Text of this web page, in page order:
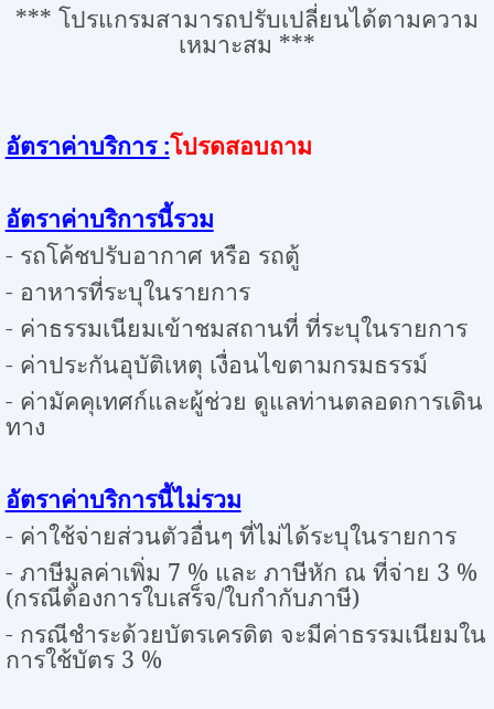
*** โปรแกรมสามารถปรับเปลี่ยนได้ตามความ
เหมาะสม ***
อัตราค่าบริการ :โปรดสอบถาม
อัตราค่าบริการนี้รวม
- รถโค้ชปรับอากาศ หรือ รถตู้
- อาหารที่ระบุในรายการ
- ค่าธรรมเนียมเข้าชมสถานที่ ที่ระบุในรายการ
- ค่าประกันอุบัติเหตุ เงื่อนไขตามกรมธรรม์
- ค่ามัคคุเทศก์และผู้ช่วย ดูแลท่านตลอดการเดิน
ทาง
อัตราค่าบริการนี้ไม่รวม
- ค่าใช้จ่ายส่วนตัวอื่นๆ ที่ไม่ได้ระบุในรายการ
- ภาษีมูลค่าเพิ่ม 7 % และ ภาษีหัก ณ ที่จ่าย 3 %
(กรณีต้องการใบเสร็จ/ใบกำกับภาษี)
- กรณีชำระด้วยบัตรเครดิต จะมีค่าธรรมเนียมใน
การใช้บัตร 3 %